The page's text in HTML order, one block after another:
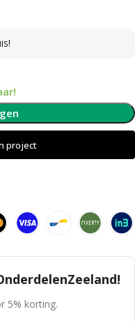
project
5% korting.